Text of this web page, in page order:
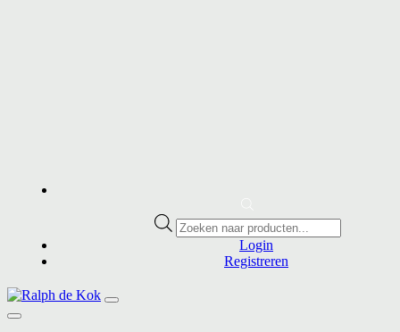
Producten
zoeken
Login
Registreren
Hoofdnavigatie